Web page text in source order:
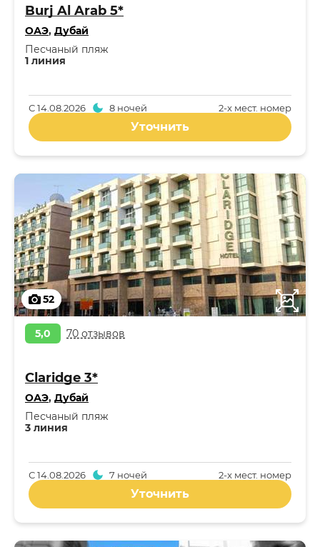
Burj Al Arab 5*
ОАЭ, Дубай
1 линия
Песчаный пляж
2-x мест. номер
С14.08.2026 8 ночей
Уточнить
52
5,0 70 отзывов
Claridge 3*
ОАЭ, Дубай
3 линия
Песчаный пляж
2-x мест. номер
С14.08.2026 7 ночей
Уточнить